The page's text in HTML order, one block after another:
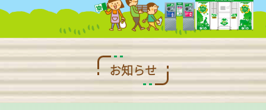
使い方
お問い合わせ
お知らせ